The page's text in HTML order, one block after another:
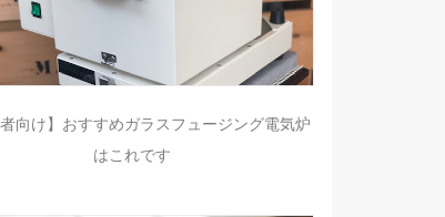
者向け】おすすめガラスフュージング電気炉
はこれです